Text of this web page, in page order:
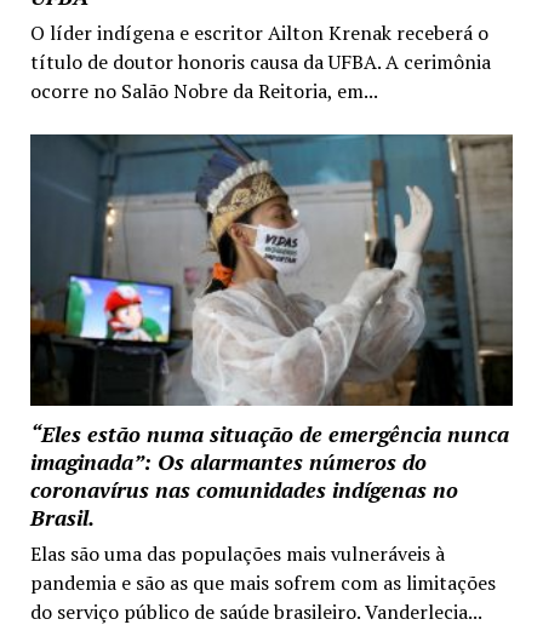
O líder indígena e escritor Ailton Krenak receberá o
título de doutor honoris causa da UFBA. A cerimônia
ocorre no Salão Nobre da Reitoria, em...
“Eles estão numa situação de emergência nunca
imaginada”: Os alarmantes números do
coronavírus nas comunidades indígenas no
Brasil.
Elas são uma das populações mais vulneráveis à
pandemia e são as que mais sofrem com as limitações
do serviço público de saúde brasileiro. Vanderlecia...